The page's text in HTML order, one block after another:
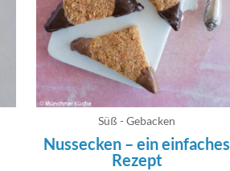
Süß - Gebacken
Nussecken – ein einfaches
Rezept